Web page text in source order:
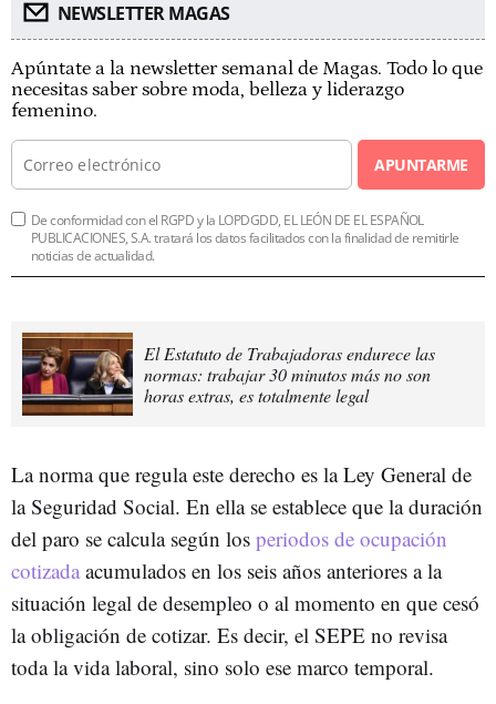
NEWSLETTER MAGAS
Apúntate a la newsletter semanal de Magas. Todo lo que
necesitas saber sobre moda, belleza y liderazgo
femenino.
APUNTARME
De conformidad con el RGPD y la LOPDGDD, EL LEÓN DE EL ESPAÑOL
PUBLICACIONES, S.A. tratará los datos facilitados con la finalidad de remitirle
noticias de actualidad.
El Estatuto de Trabajadoras endurece las
normas: trabajar 30 minutos más no son
horas extras, es totalmente legal
La norma que regula este derecho es la Ley General de
la Seguridad Social. En ella se establece que la duración
del paro se calcula según los periodos de ocupación
cotizada acumulados en los seis años anteriores a la
situación legal de desempleo o al momento en que cesó
la obligación de cotizar. Es decir, el SEPE no revisa
toda la vida laboral, sino solo ese marco temporal.